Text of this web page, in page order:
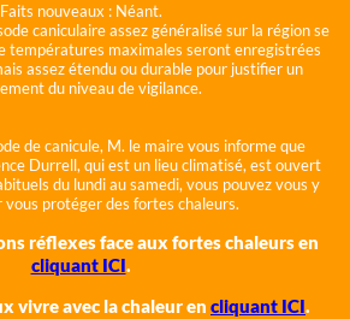
Faits nouveaux : Néant.
caniculaire assez généralisé sur la région se
températures maximales seront enregistrées
assez étendu ou durable pour justifier un
du niveau de vigilance.
de canicule, M. le maire vous informe que
Durrell, qui est un lieu climatisé, est ouvert
du lundi au samedi, vous pouvez vous y
vous protéger des fortes chaleurs.
réflexes face aux fortes chaleurs en
cliquant ICI.
vivre avec la chaleur en cliquant ICI.